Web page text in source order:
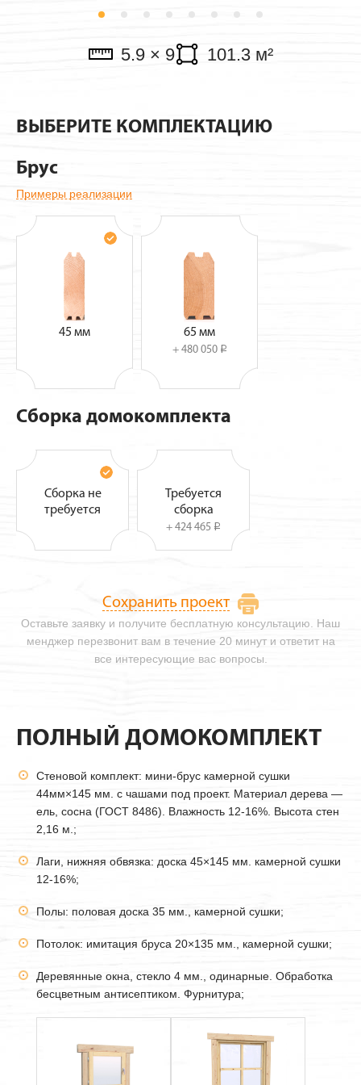
5.9 × 9 101.3 м²
ВЫБЕРИТЕ КОМПЛЕКТАЦИЮ
Брус
Примеры реализации
45 мм 65 мм
+ 480 050 i
Сборка домокомплекта
Сборка не
требуется
Требуется
сборка
+ 424 465 i
Оставьте заявку и получите бесплатную консультацию. Наш
менджер перезвонит вам в течение 20 минут и ответит на
все интересующие вас вопросы.
Сохранить проект
ПОЛНЫЙ ДОМОКОМПЛЕКТ
Стеновой комплект: мини-брус камерной сушки
44мм×145 мм. с чашами под проект. Материал дерева —
ель, сосна (ГОСТ 8486). Влажность 12-16%. Высота стен
2,16 м.;
Лаги, нижняя обвязка: доска 45×145 мм. камерной сушки
12-16%;
Полы: половая доска 35 мм., камерной сушки;
Потолок: имитация бруса 20×135 мм., камерной сушки;
Деревянные окна, стекло 4 мм., одинарные. Обработка
бесцветным антисептиком. Фурнитура;